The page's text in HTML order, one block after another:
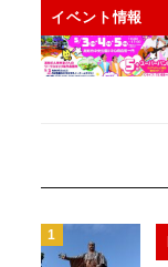
イベント情報